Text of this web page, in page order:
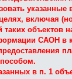
указанные
включая
таких объектов
САОН в
в п. 1